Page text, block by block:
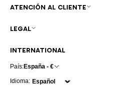
INTERNATIONAL
País:España - €
Idioma:
ATENCIÓN AL CLIENTE
LEGAL